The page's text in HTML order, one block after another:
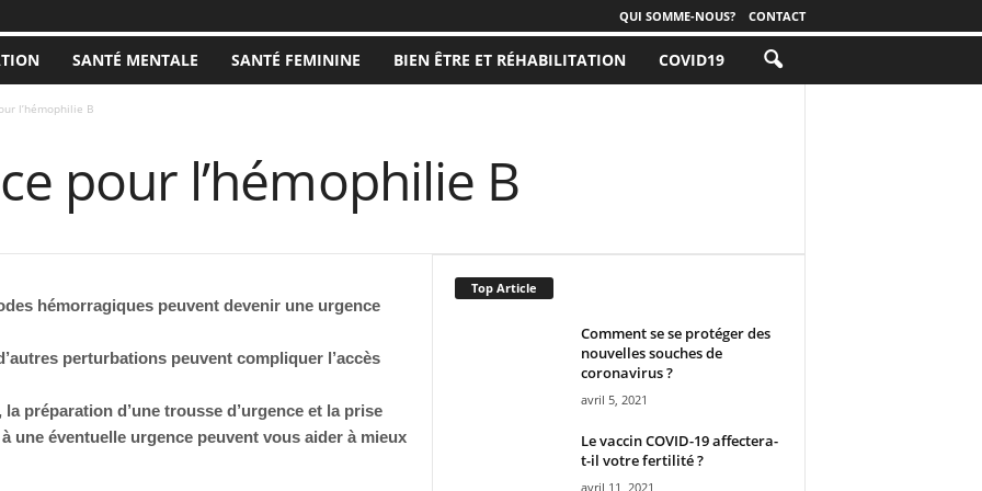
QUI SOMME-NOUS? CONTACT
SANTÉ MENTALE SANTÉ FEMININE BIEN ÊTRE ET RÉHABILITATION COVID19
l’hémophilie B
pour l’hémophilie B
hémorragiques peuvent devenir une urgence
perturbations peuvent compliquer l’accès
préparation d’une trousse d’urgence et la prise
une éventuelle urgence peuvent vous aider à mieux
Top Article
Comment se se protéger des
nouvelles souches de
coronavirus ?
avril 5, 2021
Le vaccin COVID-19 affectera-
t-il votre fertilité ?
avril 11, 2021